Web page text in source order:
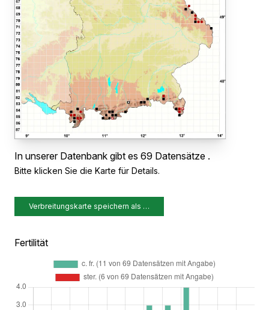
In unserer Datenbank gibt es 69 Datensätze .
Bitte klicken Sie die Karte für Details.
Verbreitungskarte speichern als …
Fertilität